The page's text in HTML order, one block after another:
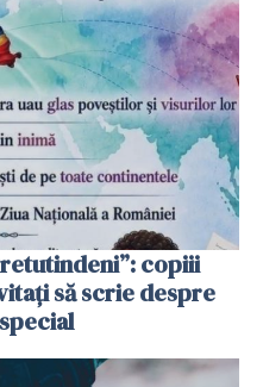
copiii
să scrie despre